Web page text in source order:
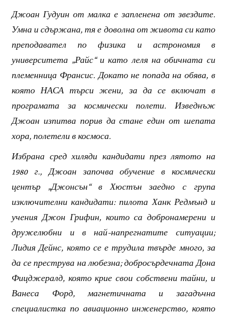
Джоан Гудуин от малка е запленена от звездите.
Умна и сдържана, тя е доволна от живота си като
преподавател по физика и астрономия в
университета „Райс“ и като леля на обичната си
племенница Франсис. Докато не попада на обява, в
която НАСА търси жени, за да се включат в
програмата за космически полети. Изведнъж
Джоан изпитва порив да стане един от шепата
хора, полетели в космоса.
Избрана сред хиляди кандидати през лятото на
1980 г., Джоан започва обучение в космически
център „Джонсън“ в Хюстън заедно с група
изключителни кандидати: пилота Ханк Редмънд и
учения Джон Грифин, които са добронамерени и
дружелюбни и в най-напрегнатите ситуации;
Лидия Дейнс, която се е трудила твърде много, за
да се преструва на любезна; добросърдечната Дона
Фицджералд, която крие свои собствени тайни, и
Ванеса Форд, магнетичната и загадъчна
специалистка по авиационно инженерство, която